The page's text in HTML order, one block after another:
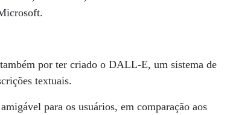
por ter criado o DALL-E, um sistema de
textuais.
para os usuários, em comparação aos